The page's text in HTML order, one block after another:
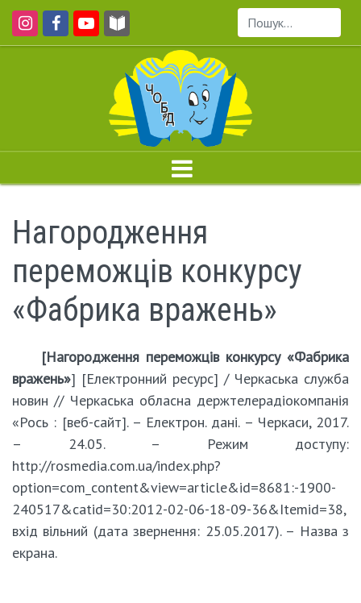
Пошук...
Нагородження
переможців конкурсу
«Фабрика вражень»
[Нагородження переможців конкурсу «Фабрика
вражень»] [Електронний ресурс] / Черкаська служба
новин // Черкаська обласна держтелерадіокомпанія
«Рось : [веб-сайт]. – Електрон. дані. – Черкаси, 2017.
– 24.05. – Режим доступу:
http://rosmedia.com.ua/index.php?
option=com_content&view=article&id=8681:-1900-
240517&catid=30:2012-02-06-18-09-36&Itemid=38,
вхід вільний (дата звернення: 25.05.2017). – Назва з
екрана.